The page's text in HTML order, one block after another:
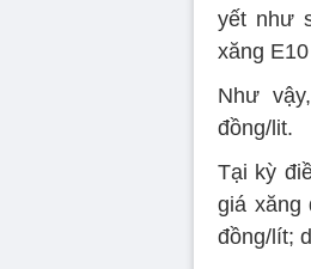
yết như
xăng
Như
đồng/lit.
Tại kỳ
giá xăng
đồng/lít;